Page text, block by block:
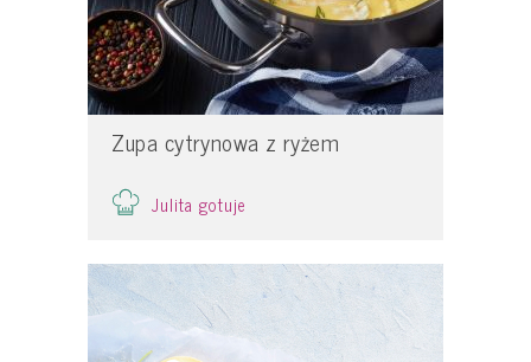
Zupa cytrynowa z ryżem
Julita gotuje